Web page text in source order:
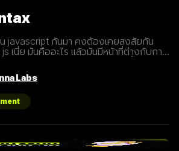
javascript กันมา คงต้องเคยสงสัยกัน
เนี่ย มันคืออะไร แล้วมันมีหน้าที่ต่างกับการ
นกับ blueprint หรือแบบพิมพ์เขียว ที่
สิ่งของ( object ) ตาม blueprint หรือแบบ
ได้ โดยภายใน class
Labs